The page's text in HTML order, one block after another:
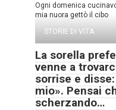
Ogni domenica
mia nuora gettò il cibo
STORIE DI VITA
La sorella
venne a
sorrise e
mio». Pensai
scherzando…